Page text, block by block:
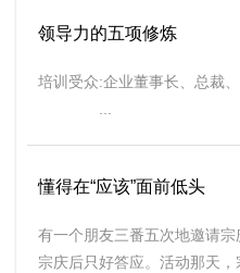
领导力的五项修炼
培训受众:企业董事长、总裁
懂得在“应该”面前低头
有一个朋友三番五次地邀请宗
宗庆后只好答应。活动那天